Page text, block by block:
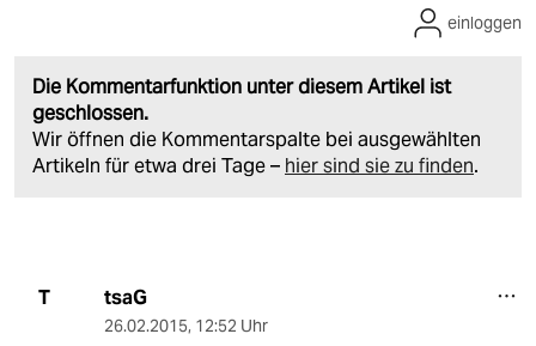
Die Kommentarfunktion unter diesem Artikel ist
geschlossen.
Wir öffnen die Kommentarspalte bei ausgewählten
Artikeln für etwa drei Tage – hier sind sie zu finden.
einloggen
T tsaG
26.02.2015, 12:52 Uhr